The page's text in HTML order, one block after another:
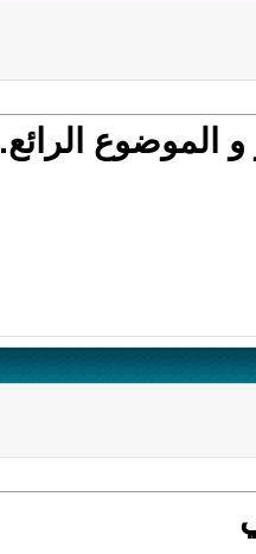
الموضوع الرائع.